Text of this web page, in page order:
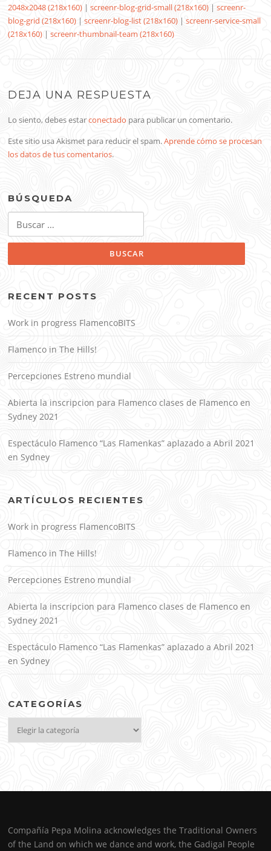
2048x2048 (218x160) |screenr-blog-grid-small (218x160) |screenr-
blog-grid (218x160) |screenr-blog-list (218x160) |screenr-service-small
(218x160) |screenr-thumbnail-team (218x160)
DEJA UNA RESPUESTA
Lo siento, debes estarconectado para publicar un comentario.
Este sitio usa Akismet para reducir el spam.Aprende cómo se procesan
los datos de tus comentarios.
BÚSQUEDA
RECENT POSTS
Work in progress FlamencoBITS
Flamenco in The Hills!
Percepciones Estreno mundial
Abierta la inscripcion para Flamenco clases de Flamenco en
Sydney 2021
Espectáculo Flamenco “Las Flamenkas” aplazado a Abril 2021
en Sydney
ARTÍCULOS RECIENTES
Work in progress FlamencoBITS
Flamenco in The Hills!
Percepciones Estreno mundial
Abierta la inscripcion para Flamenco clases de Flamenco en
Sydney 2021
Espectáculo Flamenco “Las Flamenkas” aplazado a Abril 2021
en Sydney
CATEGORÍAS
Compañía Pepa Molina acknowledges the Traditional Owners
of the Land on which we dance and work, the Gadigal People